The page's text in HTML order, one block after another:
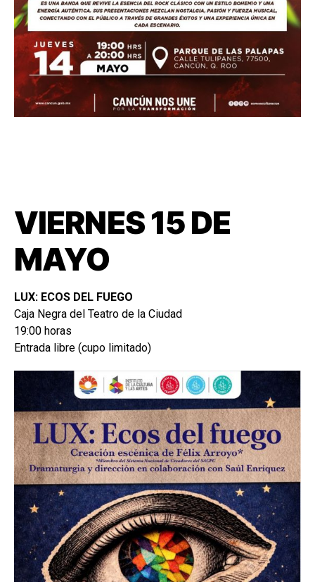
VIERNES 15 DE
MAYO
LUX: ECOS DEL FUEGO
Caja Negra del Teatro de la Ciudad
19:00 horas
Entrada libre (cupo limitado)